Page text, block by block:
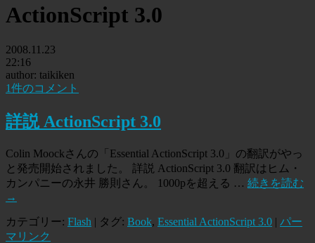
ActionScript 3.0
2008.11.23
22:16
author: taikiken
1件のコメント
詳説 ActionScript 3.0
Colin Moockさんの「Essential ActionScript 3.0」の翻訳がやっ
と発売開始されました。 詳説 ActionScript 3.0 翻訳はヒム・
カンパニーの永井 勝則さん。 1000pを超える … 続きを読む
→
カテゴリー: Flash | タグ: Book, Essential ActionScript 3.0 | パー
マリンク